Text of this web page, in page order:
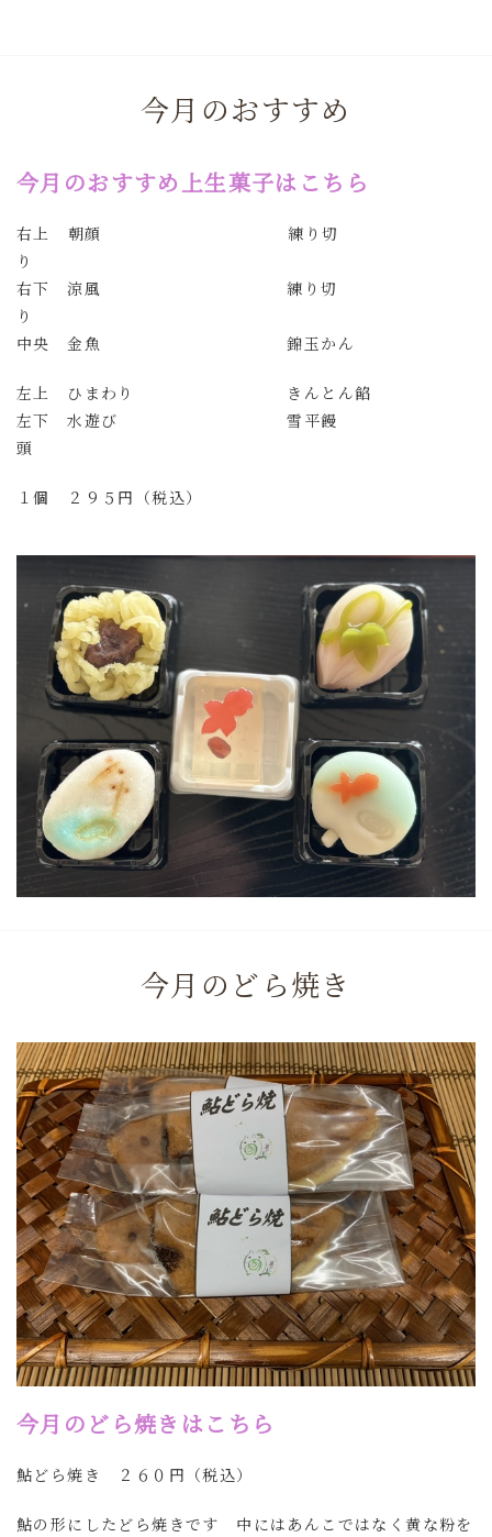
今月のおすすめ
今月のおすすめ上生菓子はこちら
右上 朝顔 練り切
右下 涼風 練り切
り
中央 金魚 錦玉かん
左上 ひまわり きんとん餡
左下 水遊び 雪平饅
１個 ２９５円（税込）
今月のどら焼き
今月のどら焼きはこちら
鮎どら焼き ２６０円（税込）
鮎の形にしたどら焼きです 中にはあんこではなく黄な粉を